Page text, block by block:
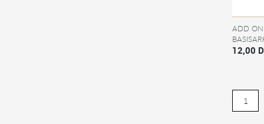
ADD
TIL
12,00